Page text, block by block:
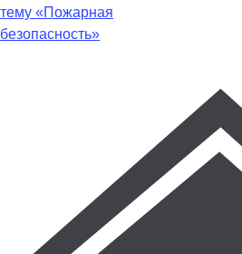
тему «Пожарная
безопасность»